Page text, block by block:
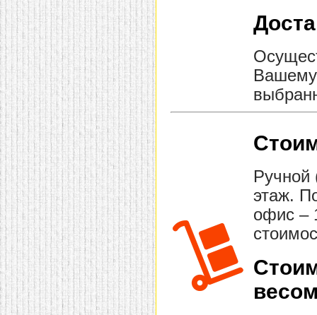
Вашему
этаж.
офис –